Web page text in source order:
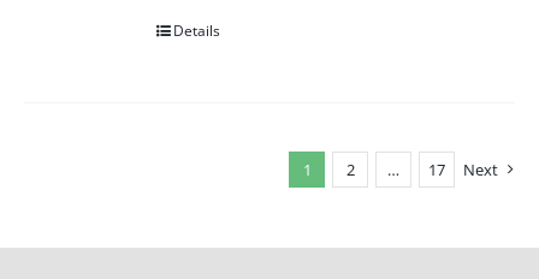
Details
1 2 … 17 Next